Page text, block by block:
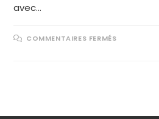
avec…
COMMENTAIRES FERMÉS